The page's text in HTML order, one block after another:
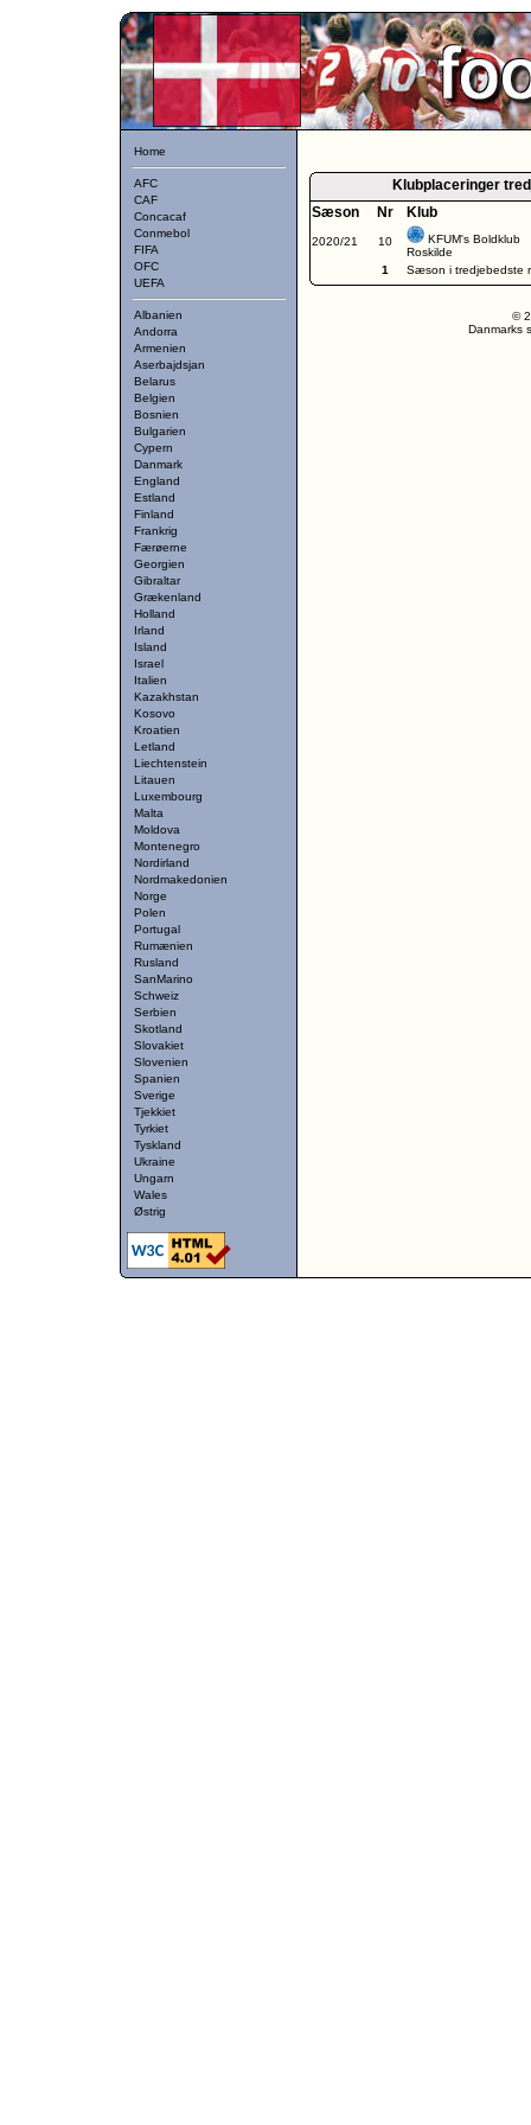
Home
AFC
CAF
Concacaf
Conmebol
FIFA
OFC
UEFA
Albanien
Andorra
Armenien
Aserbajdsjan
Belarus
Belgien
Bosnien
Bulgarien
Cypern
Danmark
England
Estland
Finland
Frankrig
Færøerne
Georgien
Gibraltar
Grækenland
Holland
Irland
Island
Israel
Italien
Kazakhstan
Kosovo
Kroatien
Letland
Liechtenstein
Litauen
Luxembourg
Malta
Moldova
Montenegro
Nordirland
Nordmakedonien
Norge
Polen
Portugal
Rumænien
Rusland
SanMarino
Schweiz
Serbien
Skotland
Slovakiet
Slovenien
Spanien
Sverige
Tjekkiet
Tyrkiet
Tyskland
Ukraine
Ungarn
Wales
Østrig
Klubplaceringer
Sæson
Nr Klub
2020/21 10
KFUM's Boldklub
Roskilde
1
Sæson i tredjebedste
©
Danmarks